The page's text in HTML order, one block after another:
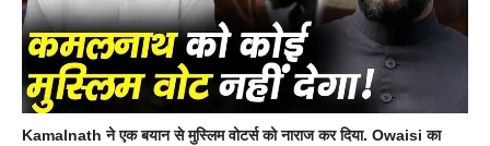
Kamalnath ने एक बयान से मुस्लिम वोटर्स को नाराज कर दिया. Owaisi का